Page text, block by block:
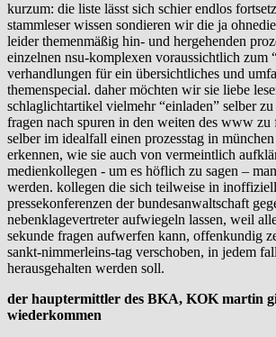
kurzum: die liste lässt sich schier endlos
stammleser wissen sondieren wir die ja
leider themenmäßig hin- und hergehenden
einzelnen nsu-komplexen voraussichtlich zum
verhandlungen für ein übersichtliches und
themenspecial. daher möchten wir sie liebe
schlaglichtartikel vielmehr “einladen” selber zu
fragen nach spuren in den weiten des www zu
selber im idealfall einen prozesstag in
erkennen, wie sie auch von vermeintlich
medienkollegen - um es höflich zu sagen –
werden. kollegen die sich teilweise in
pressekonferenzen der bundesanwaltschaft
nebenklagevertreter aufwiegeln lassen, weil
sekunde fragen aufwerfen kann, offenkundig
sankt-nimmerleins-tag verschoben, in jedem
herausgehalten werden soll.
der hauptermittler des BKA, KOK martin
wiederkommen